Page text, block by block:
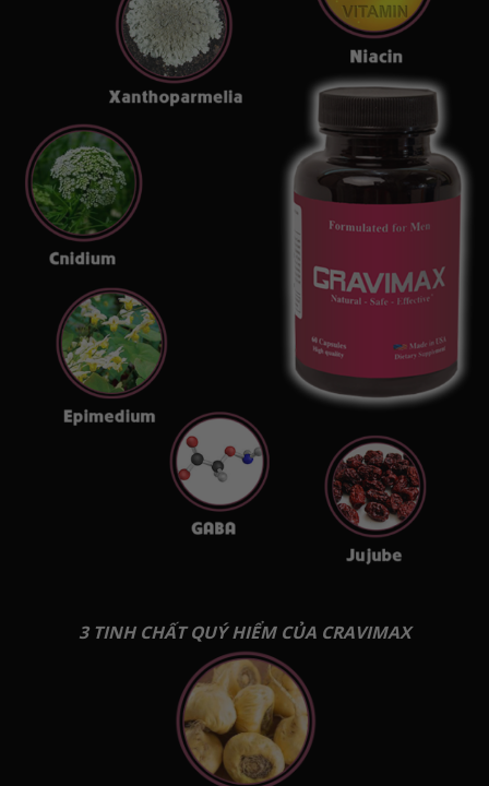
3 TINH CHẤT QUÝ HIỂM CỦA CRAVIMAX